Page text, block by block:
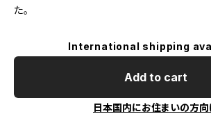
た。
International shipping
Add to cart
日本国内にお住まいの方向